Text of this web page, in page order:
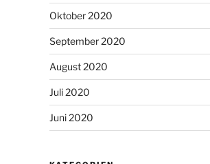
Oktober 2020
September 2020
August 2020
Juli 2020
Juni 2020